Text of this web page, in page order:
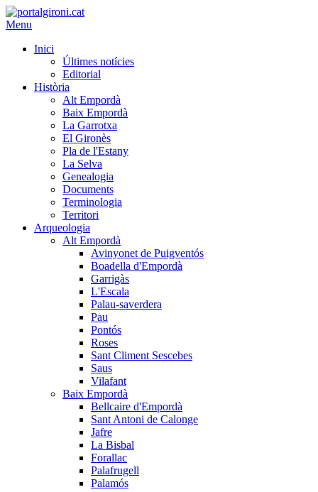
Menu
Inici
Últimes notícies
Editorial
Història
Alt Empordà
Baix Empordà
La Garrotxa
El Gironès
Pla de l'Estany
La Selva
Genealogia
Documents
Terminologia
Territori
Arqueologia
Alt Empordà
Avinyonet de Puigventós
Boadella d'Empordà
Garrigàs
L'Escala
Palau-saverdera
Pau
Pontós
Roses
Sant Climent Sescebes
Saus
Vilafant
Baix Empordà
Bellcaire d'Empordà
Sant Antoni de Calonge
Jafre
La Bisbal
Forallac
Palafrugell
Palamós